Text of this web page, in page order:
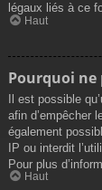
légaux liés à ce
Haut
Pourquoi ne
Il est possible
afin d’empêcher
également
IP ou interdit
Pour plus
Haut